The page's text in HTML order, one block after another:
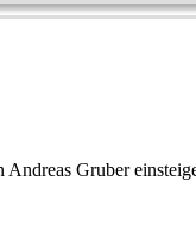
Gruber